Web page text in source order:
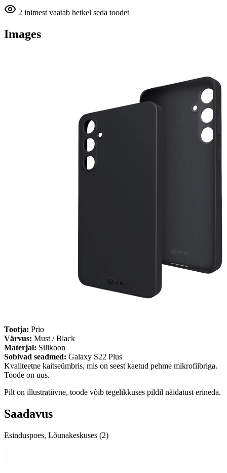
2 inimest vaatab hetkel seda toodet
Images
Tootja: Prio
Värvus: Must / Black
Materjal: Silikoon
Sobivad seadmed: Galaxy S22 Plus
Kvaliteetne kaitseümbris, mis on seest kaetud pehme mikrofiibriga.
Toode on uus.
Pilt on illustratiivne, toode võib tegelikkuses pildil näidatust erineda.
Saadavus
Esinduspoes, Lõunakeskuses (2)